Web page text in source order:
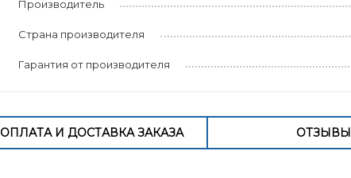
Производитель
Страна производителя
Гарантия от производителя
ОПЛАТА И ДОСТАВКА ЗАКАЗА ОТЗЫВЫ